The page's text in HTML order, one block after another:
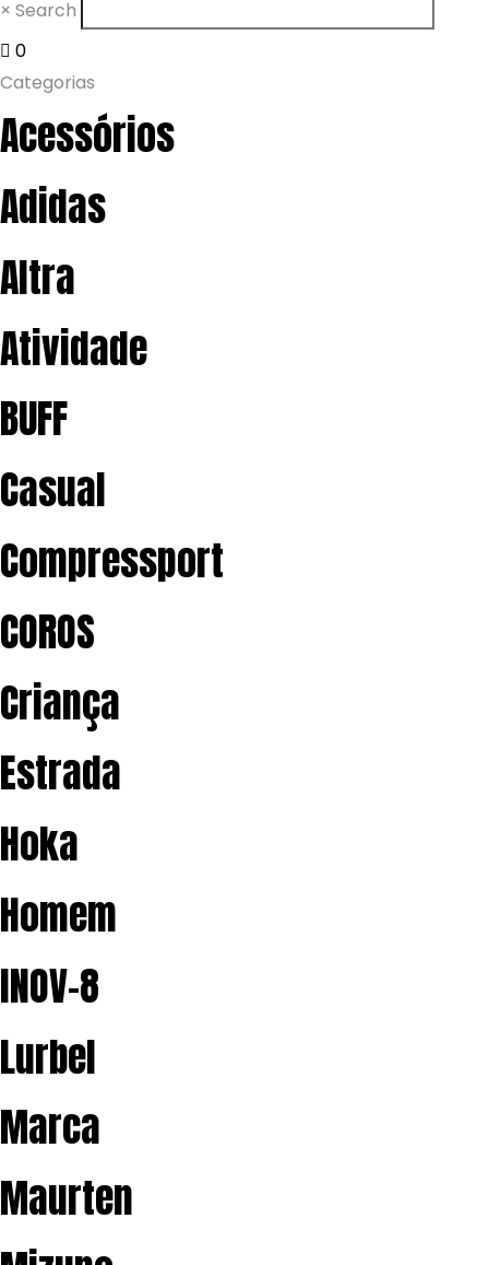
× Search
0
Categorias
Acessórios
Adidas
Altra
Atividade
BUFF
Casual
Compressport
COROS
Criança
Estrada
Hoka
Homem
INOV-8
Lurbel
Marca
Maurten